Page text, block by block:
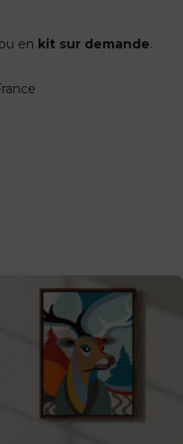
ou en kit sur demande.